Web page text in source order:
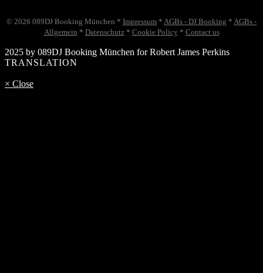
© 2026 089DJ Booking München * Impressum * AGBs - DJ Booking * AGBs -
Allgemein * Datenschutz* Cookie Policy * Contact us
2025 by 089DJ Booking München for Robert James Perkins
TRANSLATION
× Close